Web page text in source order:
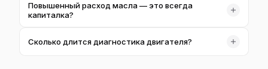
изношенные кольца, колпачки или турбина. Замеры
Повышенный расход масла — это всегда
капиталка?
вентиляция картера. Диагностика определит причину,
Сколько длится диагностика двигателя?